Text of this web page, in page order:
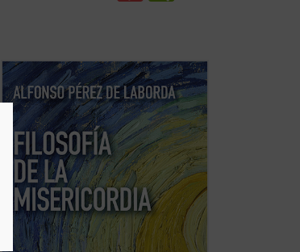
Rodeando el conjunto de toda la Realidad
de esa completud, y ofertando la
Realidad unitiva de su Ser, se nos hace
ver en esos vislumbres cómo se adivina y
se nutre la Realidad extremosa de quien
es el único Dios.... (ver ficha)